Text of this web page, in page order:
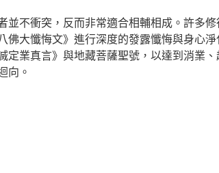
並不衝突，反而非常適合相輔相成。許多
佛大懺悔文》進行深度的發露懺悔與身心
定業真言》與地藏菩薩聖號，以達到消業
向。